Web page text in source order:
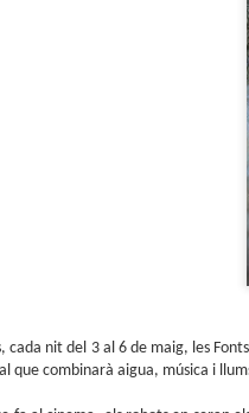
cada nit del 3 al 6 de maig, les
que combinarà aigua, música i